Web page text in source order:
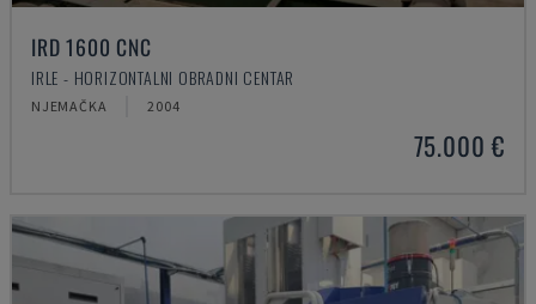
IRD 1600 CNC
IRLE - HORIZONTALNI OBRADNI CENTAR
NJEMAČKA 2004
75.000 €